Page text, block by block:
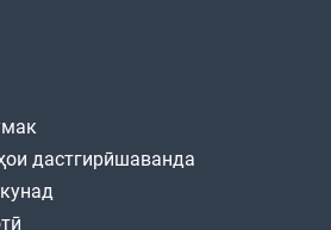
дастгирӣшаванда